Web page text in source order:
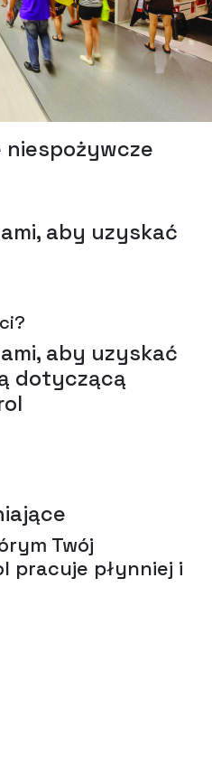
aby uzyskać
aby uzyskać
dotyczącą
Twój
pracuje płynniej i